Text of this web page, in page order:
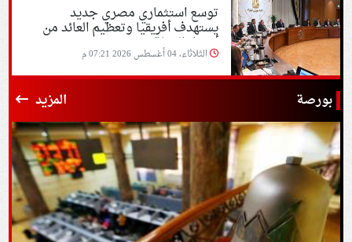
توسع استثماري مصري جديد
يستهدف أفريقيا وتعظيم العائد من
أصول الدولة
الثلاثاء، 04 أغسطس 2026 07:21 م
بورصة المزيد